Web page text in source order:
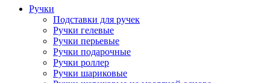
Ручки
Подставки для ручек
Ручки гелевые
Ручки перьевые
Ручки подарочные
Ручки роллер
Ручки шариковые